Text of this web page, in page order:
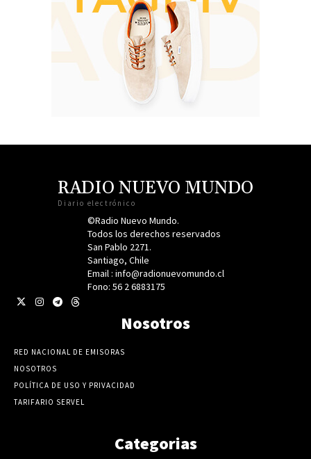
RADIO NUEVO MUNDO
Diario electrónico
©Radio Nuevo Mundo.
Todos los derechos reservados
San Pablo 2271.
Santiago, Chile
Email : info@radionuevomundo.cl
Fono: 56 2 6883175
Nosotros
RED NACIONAL DE EMISORAS
NOSOTROS
POLÍTICA DE USO Y PRIVACIDAD
TARIFARIO SERVEL
Categorias